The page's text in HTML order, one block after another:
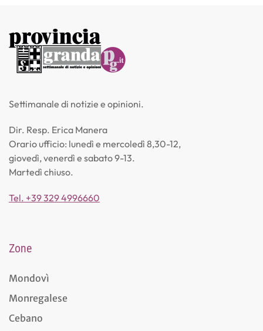
Settimanale di notizie e opinioni.
Dir. Resp. Erica Manera
Orario ufficio: lunedì e mercoledì 8,30-12,
giovedì, venerdì e sabato 9-13.
Martedì chiuso.
Tel. +39 329 4996660
Zone
Mondovì
Monregalese
Cebano